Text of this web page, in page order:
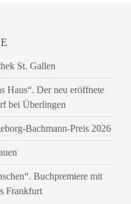
St. Gallen
Haus“. Der neu eröffnete
bei Überlingen
Bachmann-Preis 2026
Buchpremiere mit
Frankfurt